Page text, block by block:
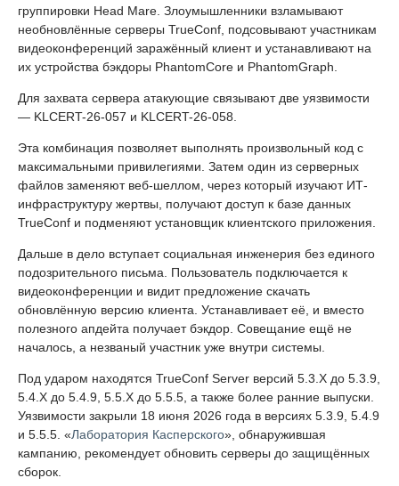
группировки Head Mare. Злоумышленники взламывают
необновлённые серверы TrueConf, подсовывают участникам
видеоконференций заражённый клиент и устанавливают на
их устройства бэкдоры PhantomCore и PhantomGraph.
Для захвата сервера атакующие связывают две уязвимости
— KLCERT-26-057 и KLCERT-26-058.
Эта комбинация позволяет выполнять произвольный код с
максимальными привилегиями. Затем один из серверных
файлов заменяют веб-шеллом, через который изучают ИТ-
инфраструктуру жертвы, получают доступ к базе данных
TrueConf и подменяют установщик клиентского приложения.
Дальше в дело вступает социальная инженерия без единого
подозрительного письма. Пользователь подключается к
видеоконференции и видит предложение скачать
обновлённую версию клиента. Устанавливает её, и вместо
полезного апдейта получает бэкдор. Совещание ещё не
началось, а незваный участник уже внутри системы.
Под ударом находятся TrueConf Server версий 5.3.X до 5.3.9,
5.4.X до 5.4.9, 5.5.X до 5.5.5, а также более ранние выпуски.
Уязвимости закрыли 18 июня 2026 года в версиях 5.3.9, 5.4.9
и 5.5.5. «Лаборатория Касперского», обнаружившая
кампанию, рекомендует обновить серверы до защищённых
сборок.